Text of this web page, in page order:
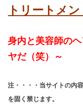
トリートメン
身内と美容師の
ヤだ（笑）～
注・・・・当サイトの内
を固く禁じます。